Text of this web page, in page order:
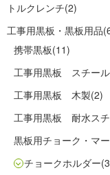
トルクレンチ(2)
工事用黒板・黒板用品
携帯黒板(11)
工事用黒板 スチール
工事用黒板 木製(2)
工事用黒板 耐水ス
黒板用チョーク・マ
チョークホルダー